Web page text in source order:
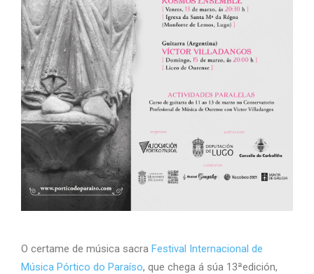
O certame de música sacra Festival Internacional de
Música Pórtico do Paraíso, que chega á súa 13ªedición,